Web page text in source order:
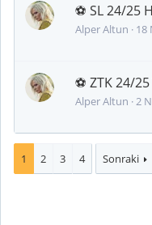
⚽ SL 24/25
Alper Altun 18
⚽ ZTK 24/
Alper Altun 2
1 2 3 4 Sonraki